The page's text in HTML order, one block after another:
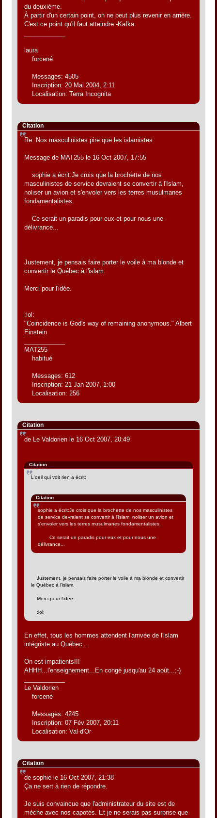
du deuxième.
À partir d'un certain point, on ne peut plus revenir en arrière.
C'est ce point qu'il faut atteindre.-Kafka.
laura
forcené
Messages: 4505
Inscription: 20 Mai 2004, 2:11
Localisation: Terra Incognita
Citation
Re: Nos masculinistes pire que les islamistes
Message de MAT255 le 16 Oct 2007, 17:55
sophie a écrit:Je crois que la brochette de nos
masculinistes de service devraient se convertir à l'Islam,
noliser un avion et s'envoler vers les terres musulmanes
fondamentalistes.
Ce serait un paradis pour eux et pour nous une
délivrance...
Justement, je pensais faire porter le voile à ma blonde et
convertir le Québec à l'islam.
Merci pour l'idée.
:lol:
"Coincidence is God's way of remaining anonymous." Albert
Einstein
MAT255
habitué
Messages: 612
Inscription: 21 Jan 2007, 1:00
Localisation: 256
Citation
de Le Valdorien le 16 Oct 2007, 20:49
Citation
L'oeil qui voit rien a écrit:
Citation
sophie a écrit:Je crois que la brochette de nos masculinistes
de service devraient se convertir à l'Islam, noliser un avion et
s'envoler vers les terres musulmanes fondamentalistes.
Ce serait un paradis pour eux et pour nous une
délivrance...
Justement, je pensais faire porter le voile à ma blonde et convertir
le Québec à l'islam.
Merci pour l'idée.
:lol:
En effet, tous les hommes attendent l'arrivée de l'islam
intégriste au Québec...
On est impatients!!!
AHHH...l'enseignement...En congé jusqu'au 24 août...;-)
Le Valdorien
forcené
Messages: 4245
Inscription: 07 Fév 2007, 20:11
Localisation: Val-d'Or
Citation
de sophie le 16 Oct 2007, 21:38
Ça ne sert à rien de répondre.
Je suis convaincue que l'administrateur du site est de
mèche avec nos capotés. Et je ne serais pas surprise que